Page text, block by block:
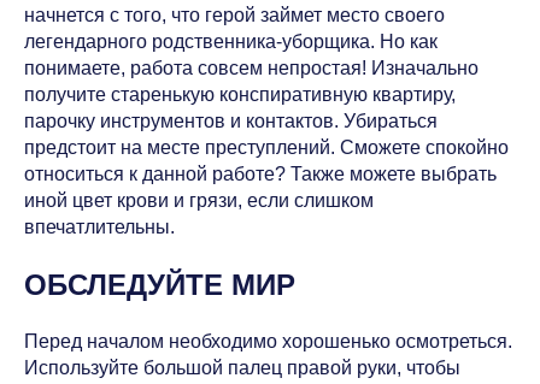
начнется с того, что герой займет место своего
легендарного родственника-уборщика. Но как
понимаете, работа совсем непростая! Изначально
получите старенькую конспиративную квартиру,
парочку инструментов и контактов. Убираться
предстоит на месте преступлений. Сможете спокойно
относиться к данной работе? Также можете выбрать
иной цвет крови и грязи, если слишком
впечатлительны.
ОБСЛЕДУЙТЕ МИР
Перед началом необходимо хорошенько осмотреться.
Используйте большой палец правой руки, чтобы